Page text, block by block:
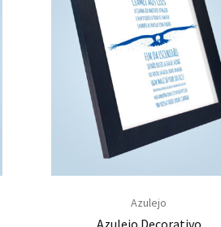
Azulejo